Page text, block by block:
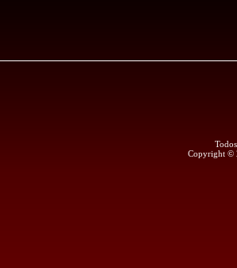
Copyright ©